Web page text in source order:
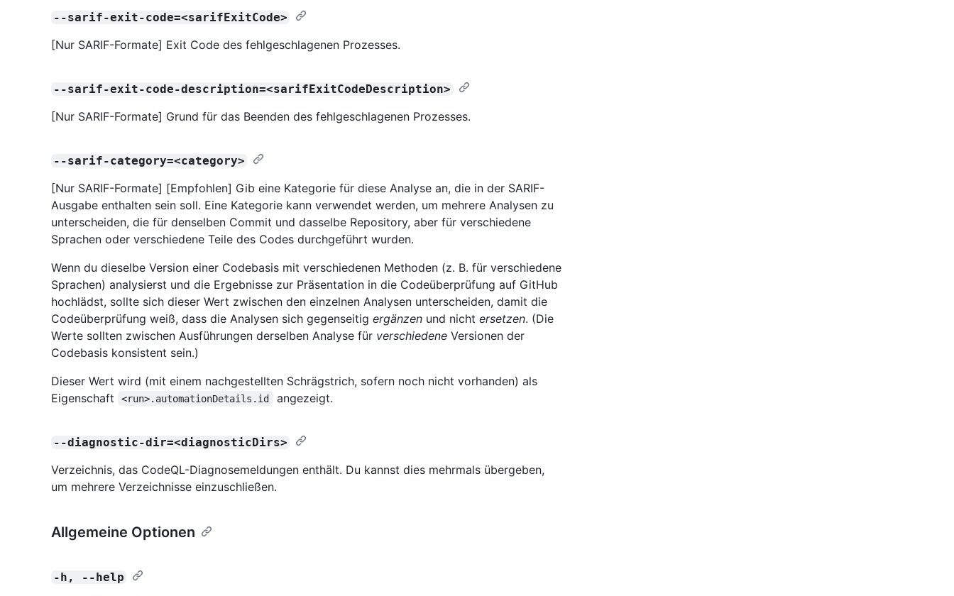
--sarif-exit-code=<sarifExitCode>
[Nur SARIF-Formate] Exit Code des fehlgeschlagenen Prozesses.
--sarif-exit-code-description=<sarifExitCodeDescription>
[Nur SARIF-Formate] Grund für das Beenden des fehlgeschlagenen Prozesses.
--sarif-category=<category>
[Nur SARIF-Formate] [Empfohlen] Gib eine Kategorie für diese Analyse an, die in der SARIF-
Ausgabe enthalten sein soll. Eine Kategorie kann verwendet werden, um mehrere Analysen zu
unterscheiden, die für denselben Commit und dasselbe Repository, aber für verschiedene
Sprachen oder verschiedene Teile des Codes durchgeführt wurden.
Wenn du dieselbe Version einer Codebasis mit verschiedenen Methoden (z. B. für verschiedene
Sprachen) analysierst und die Ergebnisse zur Präsentation in die Codeüberprüfung auf GitHub
hochlädst, sollte sich dieser Wert zwischen den einzelnen Analysen unterscheiden, damit die
Codeüberprüfung weiß, dass die Analysen sich gegenseitig ergänzen und nicht ersetzen. (Die
Werte sollten zwischen Ausführungen derselben Analyse für verschiedene Versionen der
Codebasis konsistent sein.)
Dieser Wert wird (mit einem nachgestellten Schrägstrich, sofern noch nicht vorhanden) als
Eigenschaft
<run>.automationDetails.id angezeigt.
--diagnostic-dir=<diagnosticDirs>
Verzeichnis, das CodeQL-Diagnosemeldungen enthält. Du kannst dies mehrmals übergeben,
um mehrere Verzeichnisse einzuschließen.
Allgemeine Optionen
-h, --help